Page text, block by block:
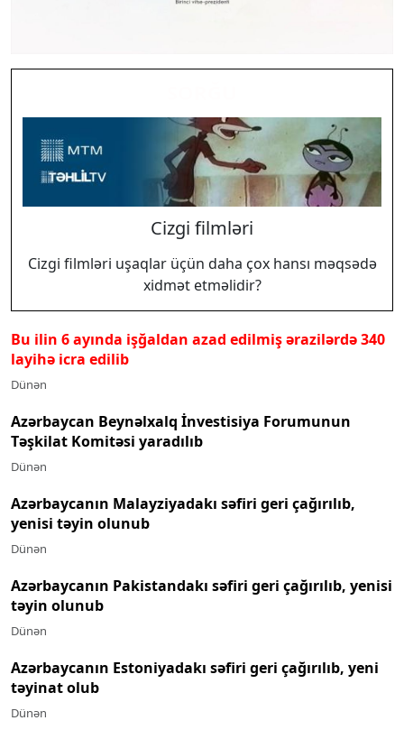
Cizgi filmləri
Cizgi filmləri uşaqlar üçün daha çox hansı məqsədə
xidmət etməlidir?
Bu ilin 6 ayında işğaldan azad edilmiş ərazilərdə 340
layihə icra edilib
Dünən
Azərbaycan Beynəlxalq İnvestisiya Forumunun
Təşkilat Komitəsi yaradılıb
Dünən
Azərbaycanın Malayziyadakı səfiri geri çağırılıb,
yenisi təyin olunub
Dünən
Azərbaycanın Pakistandakı səfiri geri çağırılıb, yenisi
təyin olunub
Dünən
Azərbaycanın Estoniyadakı səfiri geri çağırılıb, yeni
təyinat olub
Dünən